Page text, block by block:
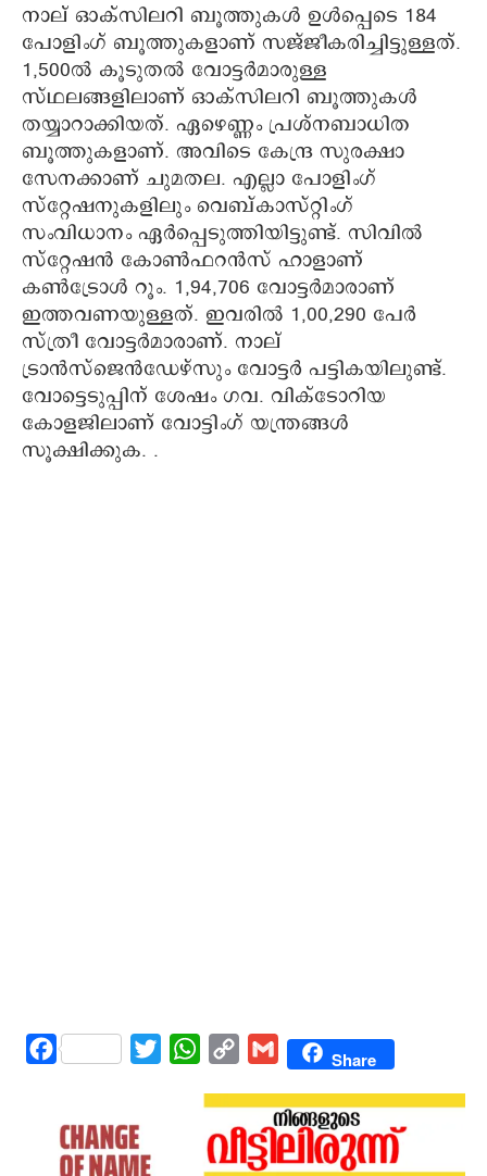
നാല് ഓക്സിലറി ബൂത്തുകള്‍ ഉള്‍പ്പെടെ 184
പോളിംഗ് ബൂത്തുകളാണ് സജ്ജീകരിച്ചിട്ടുള്ളത്.
1,500ല്‍ കൂടുതല്‍ വോട്ടര്‍മാരുള്ള
സ്ഥലങ്ങളിലാണ് ഓക്സിലറി ബൂത്തുകള്‍
തയ്യാറാക്കിയത്. ഏഴെണ്ണം പ്രശ്നബാധിത
ബൂത്തുകളാണ്. അവിടെ കേന്ദ്ര സുരക്ഷാ
സേനക്കാണ് ചുമതല. എല്ലാ പോളിംഗ്
സ്റ്റേഷനുകളിലും വെബ്കാസ്റ്റിംഗ്
സംവിധാനം ഏര്‍പ്പെടുത്തിയിട്ടുണ്ട്. സിവില്‍
സ്റ്റേഷന്‍ കോണ്‍ഫറന്‍സ് ഹാളാണ്
കണ്‍ട്രോള്‍ റൂം. 1,94,706 വോട്ടര്‍മാരാണ്
ഇത്തവണയുള്ളത്. ഇവരില്‍ 1,00,290 പേര്‍
സ്ത്രീ വോട്ടര്‍മാരാണ്. നാല്
ട്രാന്‍സ്‌ജെന്‍ഡേഴ്‌സും വോട്ടര്‍ പട്ടികയിലുണ്ട്.
വോട്ടെടുപ്പിന് ശേഷം ഗവ. വിക്ടോറിയ
കോളജിലാണ് വോട്ടിംഗ് യന്ത്രങ്ങള്‍
സൂക്ഷിക്കുക. .
Facebook Twitter WhatsAppCopy
Gmail Share